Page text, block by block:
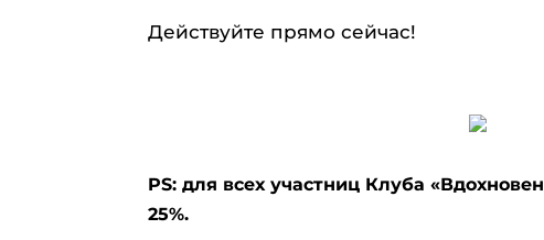
Действуйте прямо сейчас!
PS: для всех участниц Клуба
25%.